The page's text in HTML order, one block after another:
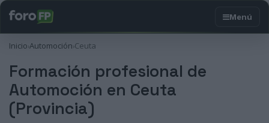
Inicio›Automoción›Ceuta
Formación profesional de
Automoción en Ceuta
(Provincia)